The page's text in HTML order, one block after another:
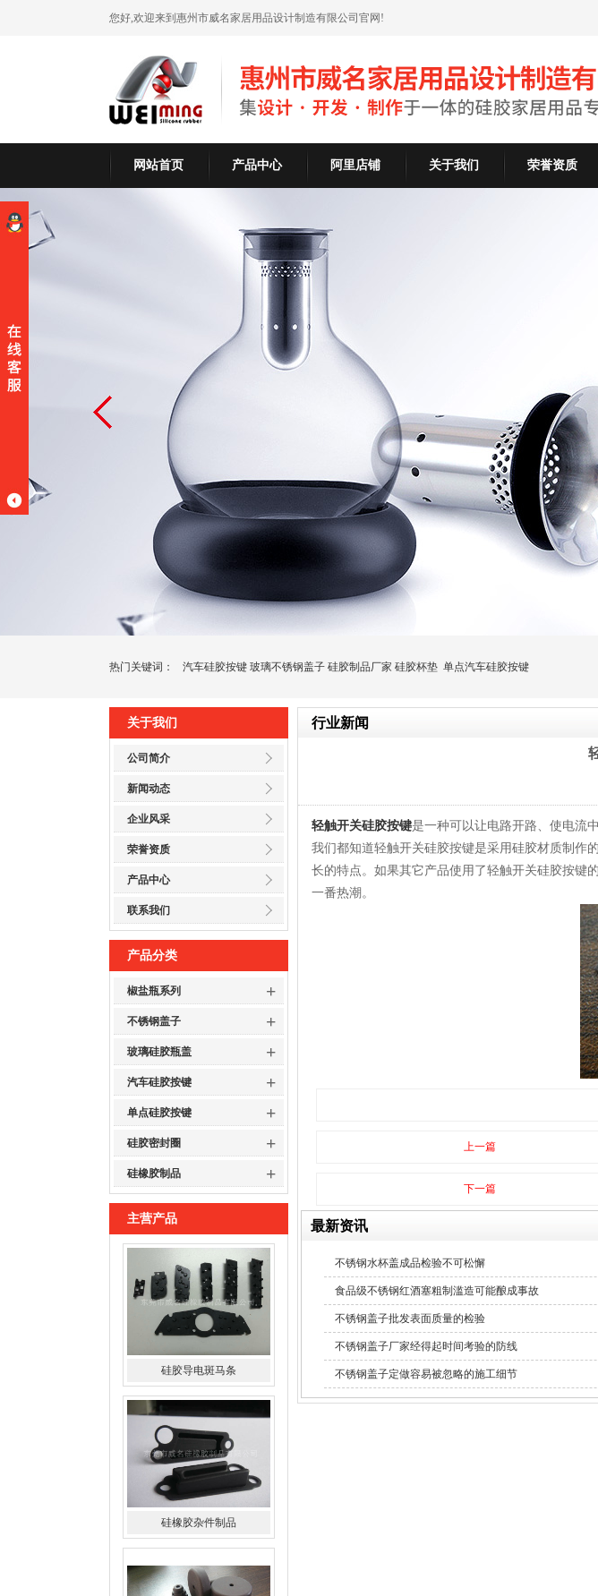
您好,欢迎来到惠州市威名家居用品设计制造有限公司官网!
网站首页 产品中心 阿里店铺 关于我们 荣誉资质
热门关键词： 汽车硅胶按键 玻璃不锈钢盖子 硅胶制品厂家 硅胶杯垫 单点汽车硅胶按键
关于我们
公司简介
新闻动态
企业风采
荣誉资质
产品中心
联系我们
产品分类
椒盐瓶系列 +
不锈钢盖子 +
玻璃硅胶瓶盖 +
汽车硅胶按键 +
单点硅胶按键 +
硅胶密封圈 +
硅橡胶制品 +
主营产品
硅胶导电斑马条
硅橡胶杂件制品
行业新闻
轻触开关硅胶按键是一种可以让电路开路、使电流
我们都知道轻触开关硅胶按键是采用硅胶材质制作
长的特点。如果其它产品使用了轻触开关硅胶按键
一番热潮。
上一篇
下一篇
最新资讯
不锈钢水杯盖成品检验不可松懈
食品级不锈钢红酒塞粗制滥造可能酿成事故
不锈钢盖子批发表面质量的检验
不锈钢盖子厂家经得起时间考验的防线
不锈钢盖子定做容易被忽略的施工细节